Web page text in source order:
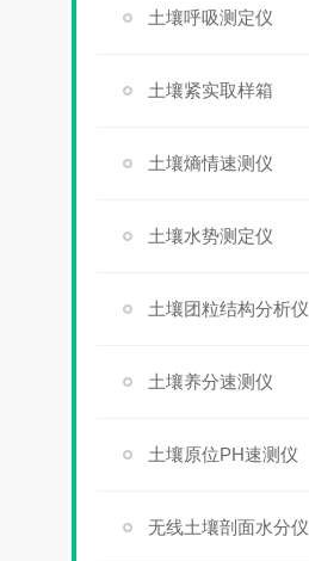
土壤呼吸测定仪
土壤紧实取样箱
土壤熵情速测仪
土壤水势测定仪
土壤团粒结构分析仪
土壤养分速测仪
土壤原位PH速测仪
无线土壤剖面水分仪